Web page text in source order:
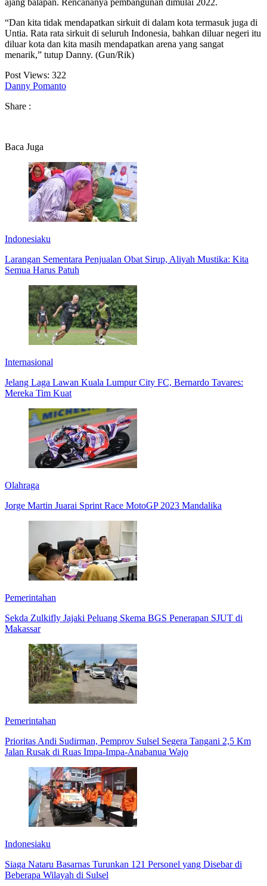
ajang balapan. Rencananya pembangunan dimulai 2022.
“Dan kita tidak mendapatkan sirkuit di dalam kota termasuk juga di
Untia. Rata rata sirkuit di seluruh Indonesia, bahkan diluar negeri itu
diluar kota dan kita masih mendapatkan arena yang sangat
menarik,” tutup Danny. (Gun/Rik)
Post Views: 322
Danny Pomanto
Share :
Baca Juga
Indonesiaku
Larangan Sementara Penjualan Obat Sirup, Aliyah Mustika: Kita
Semua Harus Patuh
Internasional
Jelang Laga Lawan Kuala Lumpur City FC, Bernardo Tavares:
Mereka Tim Kuat
Olahraga
Jorge Martin Juarai Sprint Race MotoGP 2023 Mandalika
Pemerintahan
Sekda Zulkifly Jajaki Peluang Skema BGS Penerapan SJUT di
Makassar
Pemerintahan
Prioritas Andi Sudirman, Pemprov Sulsel Segera Tangani 2,5 Km
Jalan Rusak di Ruas Impa-Impa-Anabanua Wajo
Indonesiaku
Siaga Nataru Basarnas Turunkan 121 Personel yang Disebar di
Beberapa Wilayah di Sulsel